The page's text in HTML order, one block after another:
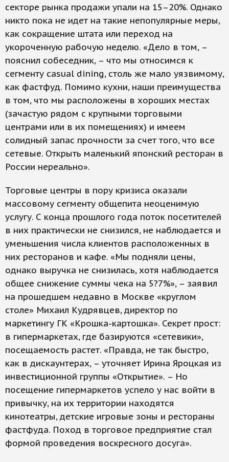
секторе рынка продажи упали на 15–20%. Однако
никто пока не идет на такие непопулярные меры,
как сокращение штата или переход на
укороченную рабочую неделю. «Дело в том, –
пояснил собеседник, – что мы относимся к
сегменту casual dining, столь же мало уязвимому,
как фастфуд. Помимо кухни, наши преимущества
в том, что мы расположены в хороших местах
(зачастую рядом с крупными торговыми
центрами или в их помещениях) и имеем
солидный запас прочности за счет того, что все
сетевые. Открыть маленький японский ресторан в
России нереально».
Торговые центры в пору кризиса оказали
массовому сегменту общепита неоценимую
услугу. С конца прошлого года поток посетителей
в них практически не снизился, не наблюдается и
уменьшения числа клиентов расположенных в
них ресторанов и кафе. «Мы подняли цены,
однако выручка не снизилась, хотя наблюдается
общее снижение суммы чека на 5?7%», – заявил
на прошедшем недавно в Москве «круглом
столе» Михаил Кудрявцев, директор по
маркетингу ГК «Крошка-картошка». Секрет прост:
в гипермаркетах, где базируются «сетевики»,
посещаемость растет. «Правда, не так быстро,
как в дискаунтерах, – уточняет Ирина Яроцкая из
инвестиционной группы «Открытие». – Но
посещение гипермаркетов успело у нас войти в
привычку, на их территории находятся
кинотеатры, детские игровые зоны и рестораны
фастфуда. Поход в торговое предприятие стал
формой проведения воскресного досуга».